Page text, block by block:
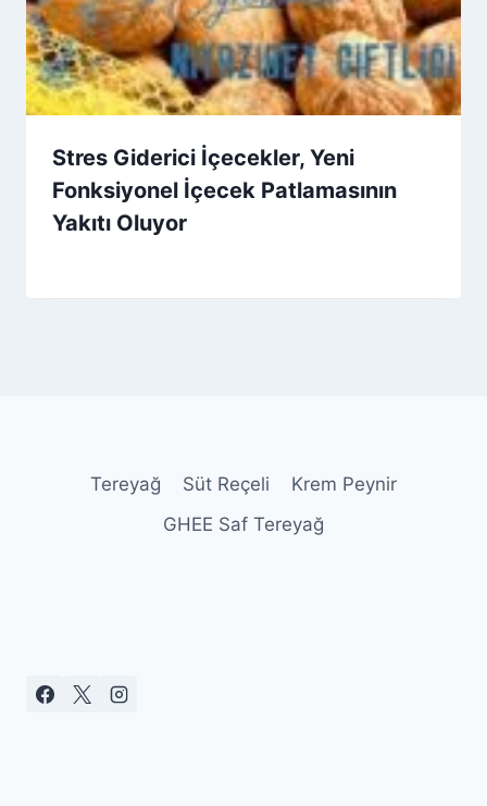
Stres Giderici İçecekler, Yeni
Fonksiyonel İçecek Patlamasının
Yakıtı Oluyor
Tereyağ Süt Reçeli
Krem Peynir
GHEE Saf Tereyağ